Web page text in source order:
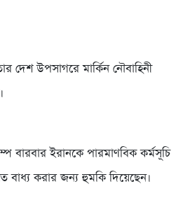
উপসাগরে মার্কিন নৌবাহিনী
বারবার ইরানকে পারমাণবিক কর্মসূচি
বাধ্য করার জন্য হুমকি দিয়েছেন।